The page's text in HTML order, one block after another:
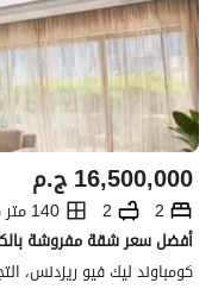
ج.م16,500,000
2
2
140 متر مربع
كومباوند ليك فيو ريزدنس،